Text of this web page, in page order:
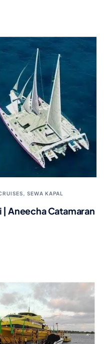
, SEWA KAPAL
| Aneecha Catamaran